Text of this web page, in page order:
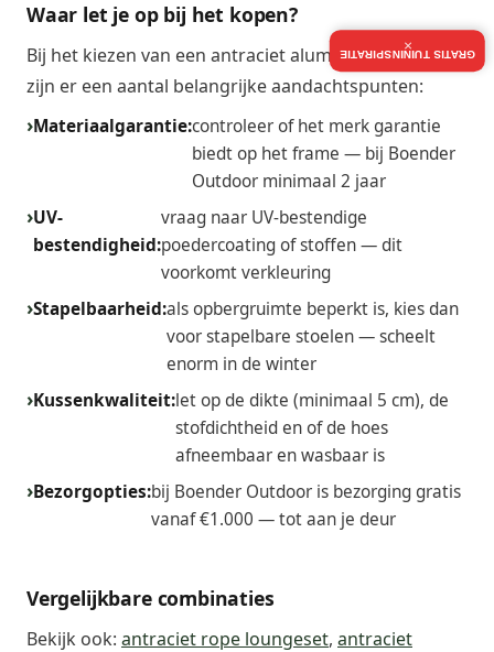
Waar let je op bij het kopen?
Bij het kiezen van een antraciet aluminium loungeset
zijn er een aantal belangrijke aandachtspunten:
Materiaalgarantie:controleer of het merk garantie
biedt op het frame — bij Boender
Outdoor minimaal 2 jaar
UV-
bestendigheid:
vraag naar UV-bestendige
poedercoating of stoffen — dit
voorkomt verkleuring
Stapelbaarheid:als opbergruimte beperkt is, kies dan
voor stapelbare stoelen — scheelt
enorm in de winter
Kussenkwaliteit:let op de dikte (minimaal 5 cm), de
stofdichtheid en of de hoes
afneembaar en wasbaar is
Bezorgopties:bij Boender Outdoor is bezorging gratis
vanaf €1.000 — tot aan je deur
Vergelijkbare combinaties
Bekijk ook: antraciet rope loungeset, antraciet
GRATIS TUININSPIRATIE
×